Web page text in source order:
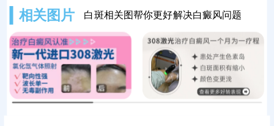
响，黑色素细胞损伤会持续加重，白
斑边界会逐渐清晰、色素脱失彻底，
白斑面积也会不断扩大、数量增多，
导致病情持续加重，大幅提升治疗难
度。因此，发现初期模糊白斑需高度
重视，务必尽早到正规
相关图片 白斑相关图帮你更好解决白癜风问题